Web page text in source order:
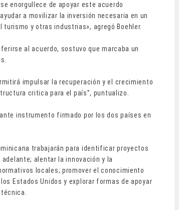
enorgullece de apoyar este acuerdo
a movilizar la inversión necesaria en un
turismo y otras industrias», agregó Boehler.
al acuerdo, sostuvo que marcaba un
impulsar la recuperación y el crecimiento
critica para el país”, puntualizo.
instrumento firmado por los dos países en
trabajarán para identificar proyectos
alentar la innovación y la
locales; promover el conocimiento
Estados Unidos y explorar formas de apoyar